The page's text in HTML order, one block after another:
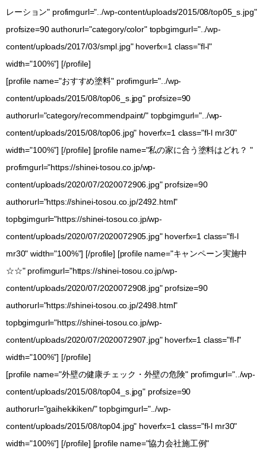
レーション" profimgurl="../wp-content/uploads/2015/08/top05_s.jpg"
profsize=90 authorurl="category/color" topbgimgurl="../wp-
content/uploads/2017/03/smpl.jpg" hoverfx=1 class="fl-l"
width="100%"] [/profile]
[profile name="おすすめ塗料" profimgurl="../wp-
content/uploads/2015/08/top06_s.jpg" profsize=90
authorurl="category/recommendpaint/" topbgimgurl="../wp-
content/uploads/2015/08/top06.jpg" hoverfx=1 class="fl-l mr30"
width="100%"] [/profile] [profile name="私の家に合う塗料はどれ？ "
profimgurl="https://shinei-tosou.co.jp/wp-
content/uploads/2020/07/2020072906.jpg" profsize=90
authorurl="https://shinei-tosou.co.jp/2492.html"
topbgimgurl="https://shinei-tosou.co.jp/wp-
content/uploads/2020/07/2020072905.jpg" hoverfx=1 class="fl-l
mr30" width="100%"] [/profile] [profile name="キャンペーン実施中
☆☆" profimgurl="https://shinei-tosou.co.jp/wp-
content/uploads/2020/07/2020072908.jpg" profsize=90
authorurl="https://shinei-tosou.co.jp/2498.html"
topbgimgurl="https://shinei-tosou.co.jp/wp-
content/uploads/2020/07/2020072907.jpg" hoverfx=1 class="fl-l"
width="100%"] [/profile]
[profile name="外壁の健康チェック・外壁の危険" profimgurl="../wp-
content/uploads/2015/08/top04_s.jpg" profsize=90
authorurl="gaihekikiken/" topbgimgurl="../wp-
content/uploads/2015/08/top04.jpg" hoverfx=1 class="fl-l mr30"
width="100%"] [/profile] [profile name="協力会社施工例"